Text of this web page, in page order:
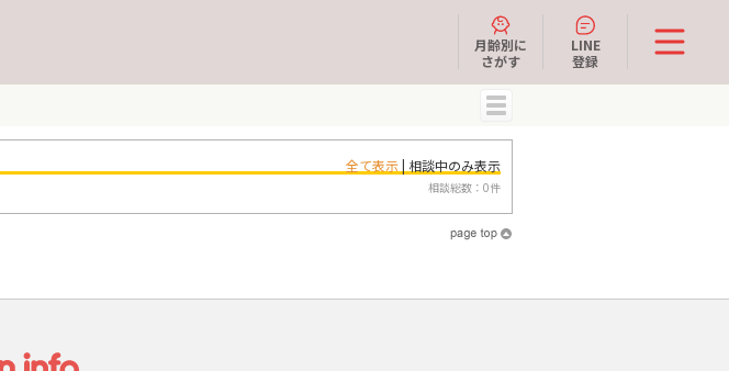
月齢別に
さがす
LINE
登録
MENU
全て表示| 相談中のみ表示
相談総数：0件